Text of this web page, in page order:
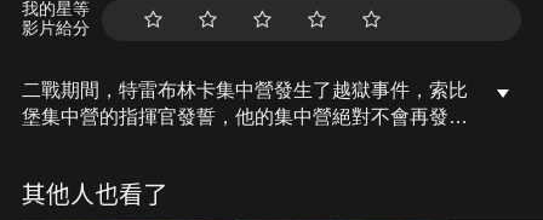
我的星等
影片給分
二戰期間，特雷布林卡集中營發生了越獄事件，索比
堡集中營的指揮官發誓，他的集中營絕對不會再發生
是──如何逃脫…
其他人也看了